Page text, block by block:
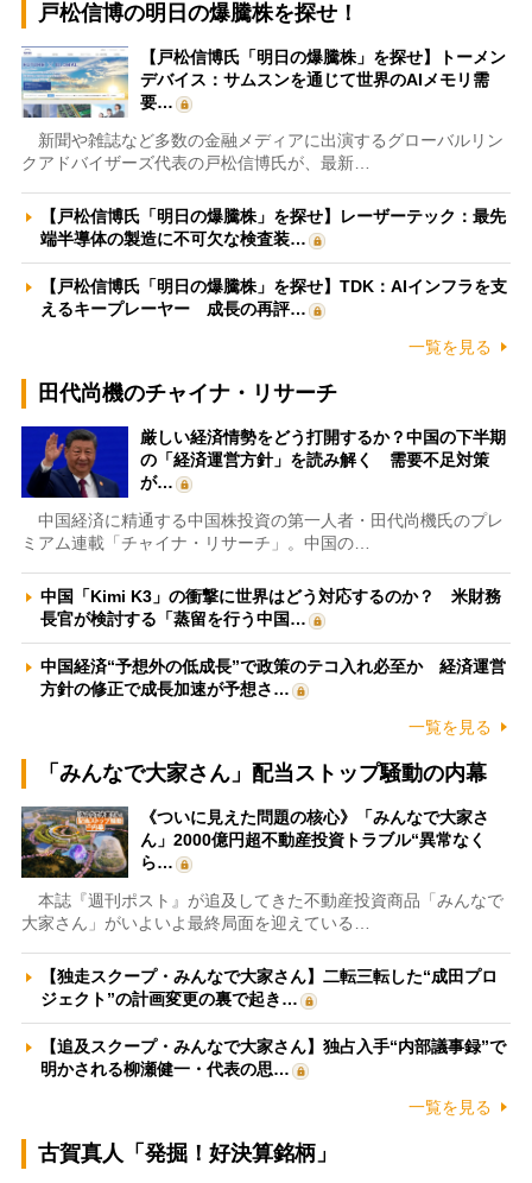
戸松信博の明日の爆騰株を探せ！
【戸松信博氏「明日の爆騰株」を探せ】トーメン
デバイス：サムスンを通じて世界のAIメモリ需
要…
新聞や雑誌など多数の金融メディアに出演するグローバルリン
クアドバイザーズ代表の戸松信博氏が、最新…
【戸松信博氏「明日の爆騰株」を探せ】レーザーテック：最先
端半導体の製造に不可欠な検査装…
【戸松信博氏「明日の爆騰株」を探せ】TDK：AIインフラを支
えるキープレーヤー 成長の再評…
一覧を見る
田代尚機のチャイナ・リサーチ
厳しい経済情勢をどう打開するか？中国の下半期
の「経済運営方針」を読み解く 需要不足対策
が…
中国経済に精通する中国株投資の第一人者・田代尚機氏のプレ
ミアム連載「チャイナ・リサーチ」。中国の…
中国「Kimi K3」の衝撃に世界はどう対応するのか？ 米財務
長官が検討する「蒸留を行う中国…
中国経済“予想外の低成長”で政策のテコ入れ必至か 経済運営
方針の修正で成長加速が予想さ…
一覧を見る
「みんなで大家さん」配当ストップ騒動の内幕
《ついに見えた問題の核心》「みんなで大家さ
ん」2000億円超不動産投資トラブル“異常なく
ら…
本誌『週刊ポスト』が追及してきた不動産投資商品「みんなで
大家さん」がいよいよ最終局面を迎えている…
【独走スクープ・みんなで大家さん】二転三転した“成田プロ
ジェクト”の計画変更の裏で起き…
【追及スクープ・みんなで大家さん】独占入手“内部議事録”で
明かされる柳瀬健一・代表の思…
一覧を見る
古賀真人「発掘！好決算銘柄」